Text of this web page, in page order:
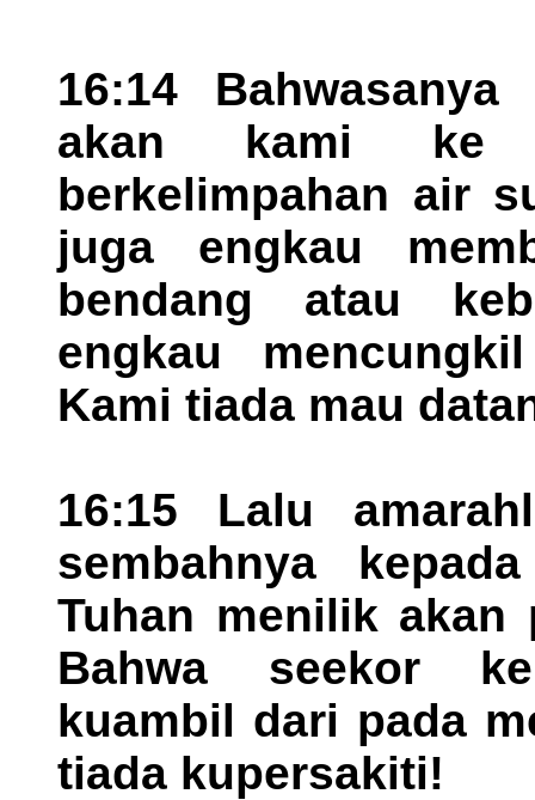
16:14
akan kami ke
berkelimpahan air
juga engkau
bendang atau
engkau
Kami tiada mau
16:15 Lalu
sembahnya
Tuhan menilik akan
Bahwa seekor
kuambil dari pada
tiada kupersakiti!